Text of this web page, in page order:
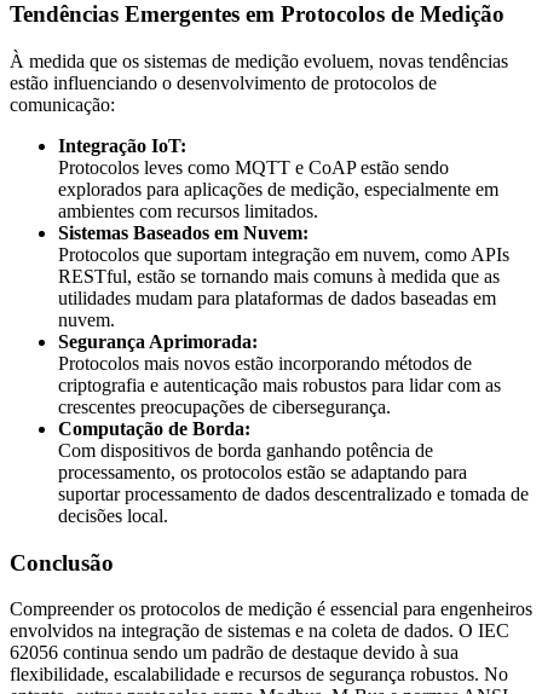
Tendências Emergentes em Protocolos de Medição
À medida que os sistemas de medição evoluem, novas tendências
estão influenciando o desenvolvimento de protocolos de
comunicação:
Integração IoT:
Protocolos leves como MQTT e CoAP estão sendo
explorados para aplicações de medição, especialmente em
ambientes com recursos limitados.
Sistemas Baseados em Nuvem:
Protocolos que suportam integração em nuvem, como APIs
RESTful, estão se tornando mais comuns à medida que as
utilidades mudam para plataformas de dados baseadas em
nuvem.
Segurança Aprimorada:
Protocolos mais novos estão incorporando métodos de
criptografia e autenticação mais robustos para lidar com as
crescentes preocupações de cibersegurança.
Computação de Borda:
Com dispositivos de borda ganhando potência de
processamento, os protocolos estão se adaptando para
suportar processamento de dados descentralizado e tomada de
decisões local.
Conclusão
Compreender os protocolos de medição é essencial para engenheiros
envolvidos na integração de sistemas e na coleta de dados. O IEC
62056 continua sendo um padrão de destaque devido à sua
flexibilidade, escalabilidade e recursos de segurança robustos. No